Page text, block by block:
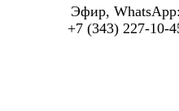
Эфир,
+7 (343) 227-10-